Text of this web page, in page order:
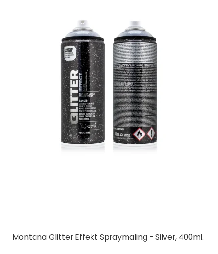
Montana Glitter Effekt Spraymaling - Silver, 400ml.